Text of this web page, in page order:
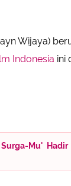
Wijaya)
Indonesia ini
Mu'